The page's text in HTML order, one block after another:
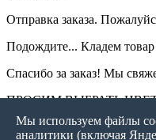
Мы используем файлы
аналитики (включая
Отправка заказа.
Подождите... Кладем товар
Спасибо за заказ! Мы
ПРОСИМ ВЫБРАТЬ
Пожалуйста, укажите Ваш